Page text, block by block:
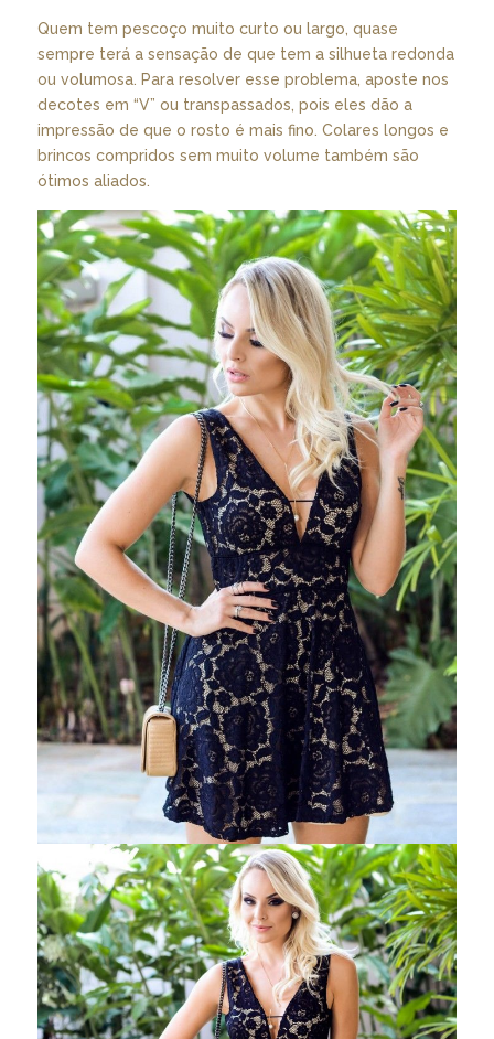
Quem tem pescoço muito curto ou largo, quase
sempre terá a sensação de que tem a silhueta redonda
ou volumosa. Para resolver esse problema, aposte nos
decotes em “V” ou transpassados, pois eles dão a
impressão de que o rosto é mais fino. Colares longos e
brincos compridos sem muito volume também são
ótimos aliados.